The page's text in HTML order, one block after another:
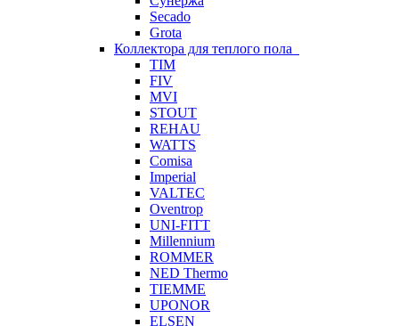
Secado
Grota
Коллектора для теплого пола
TIM
FIV
MVI
STOUT
REHAU
WATTS
Comisa
Imperial
VALTEC
Oventrop
UNI-FITT
Millennium
ROMMER
NED Thermo
TIEMME
UPONOR
ELSEN